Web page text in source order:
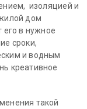
изоляцией и
дом
его в нужное
сроки,
и водным
креативное
такой